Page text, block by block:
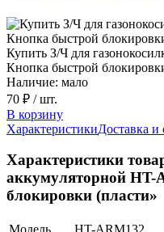
Купить З/Ч для
Кнопка быстрой
Наличие: мало
70 ₽ / шт.
В корзину
ХарактеристикиДоставка и
Характеристики
аккумуляторной
блокировки (пласти»
Модель HT-ARM132